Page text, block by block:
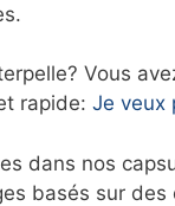
Vous
rapide: Je veux
dans nos
basés sur